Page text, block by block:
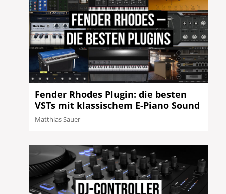
Fender Rhodes Plugin: die besten
VSTs mit klassischem E-Piano Sound
Matthias Sauer